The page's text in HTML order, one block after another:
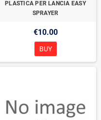
PLASTICA PER LANCIA EASY
SPRAYER
€10.00
BUY